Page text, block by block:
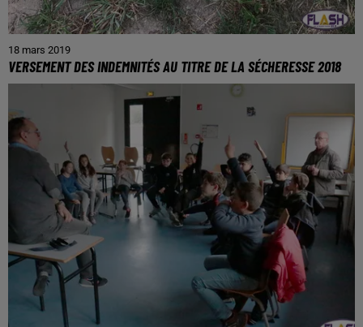
18 mars 2019
VERSEMENT DES INDEMNITÉS AU TITRE DE LA SÉCHERESSE 2018